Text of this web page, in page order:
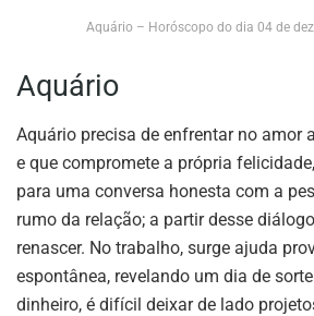
Aquário – Horóscopo do dia 04 de
Aquário
Aquário precisa de enfrentar no amor
e que compromete a própria
para uma conversa honesta com a
rumo da relação; a partir desse
renascer. No trabalho, surge ajuda
espontânea, revelando um dia de
dinheiro, é difícil deixar de lado